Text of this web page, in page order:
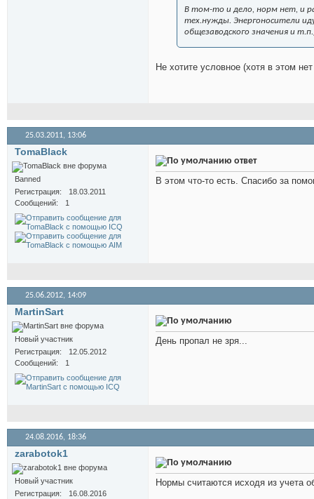
В том-то и дело, норм нет, и
тех.нужды. Энергоносители
общезаводского значения и
Не хотите условное (хотя в этом
25.03.2011, 13:06
TomaBlack
Banned
Регистрация
18.03.2011
Сообщений
1
ответ
В этом что-то есть. Спасибо за
25.06.2012, 14:09
MartinSart
Новый участник
Регистрация
12.05.2012
Сообщений
1
День пропал не зря...
24.08.2016, 18:36
zarabotok1
Новый участник
Регистрация
16.08.2016
Нормы считаются исходя из учета